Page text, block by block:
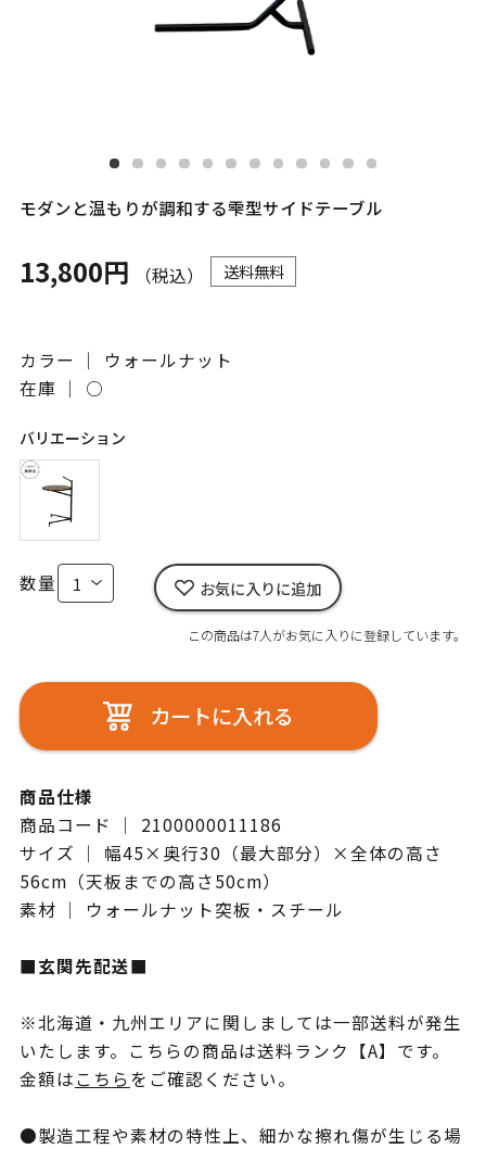
モダンと温もりが調和する雫型サイドテーブル
13,800円 （税込） 送料無料
カラー ｜ ウォールナット
在庫 ｜ ○
バリエーション
数量 お気に入りに追加
この商品は7人がお気に入りに登録しています。
カートに入れる
商品仕様
商品コード ｜ 2100000011186
サイズ ｜ 幅45×奥行30（最大部分）×全体の高さ
56cm（天板までの高さ50cm）
素材 ｜ ウォールナット突板・スチール
■玄関先配送■
※北海道・九州エリアに関しましては一部送料が発生
いたします。こちらの商品は送料ランク【A】です。
金額はこちらをご確認ください。
●製造工程や素材の特性上、細かな擦れ傷が生じる場